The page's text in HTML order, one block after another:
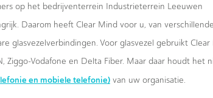
op het bedrijventerrein Industrieterrein Leeuwen
Daarom heeft Clear Mind voor u, van verschillende
glasvezelverbindingen. Voor glasvezel gebruikt Clear
Ziggo-Vodafone en Delta Fiber. Maar daar houdt het
en mobiele telefonie) van uw organisatie.